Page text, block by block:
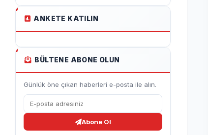
ANKETE KATILIN
BÜLTENE ABONE OLUN
Günlük öne çıkan haberleri e-posta ile alın.
Abone Ol